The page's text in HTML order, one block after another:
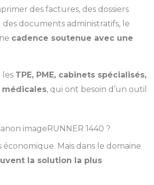
des factures, des dossiers
documents administratifs, le
cadence soutenue avec une
les TPE, PME, cabinets spécialisés,
, qui ont besoin d’un outil
imageRUNNER 1440 ?
économique. Mais dans le domaine
la solution la plus